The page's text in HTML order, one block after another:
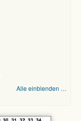
Alle einblenden …